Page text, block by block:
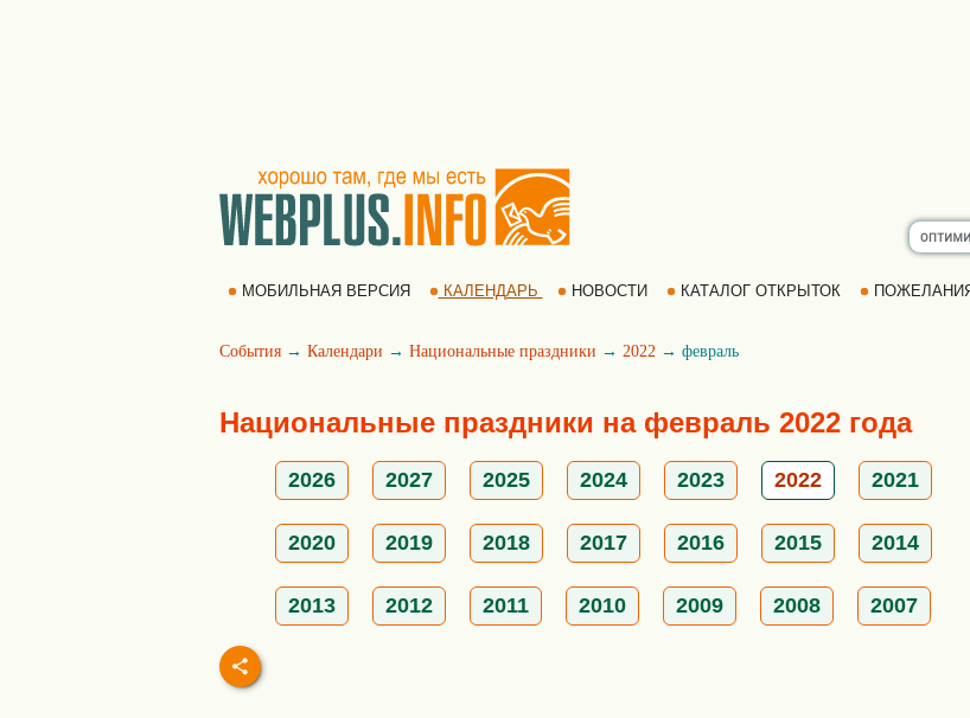
МОБИЛЬНАЯ ВЕРСИЯ КАЛЕНДАРЬ НОВОСТИ КАТАЛОГ ОТКРЫТОК
События → Календари → Национальные праздники → 2022 → февраль
Национальные праздники на февраль 2022 года
2026 2027 2025 2024 2023 2022 2021
2020 2019 2018 2017 2016 2015 2014
2013 2012 2011 2010 2009 2008 2007